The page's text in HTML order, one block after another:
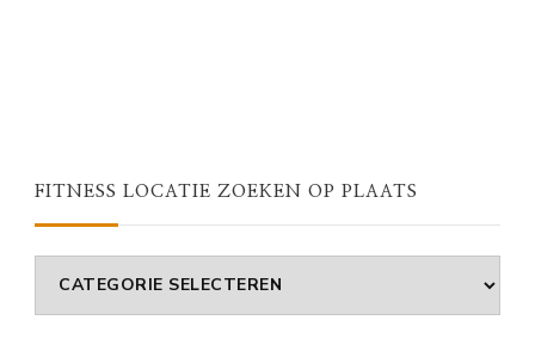
FITNESS LOCATIE ZOEKEN OP PLAATS
Fitness
Locatie